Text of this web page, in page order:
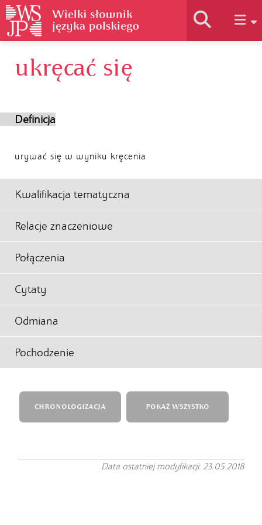
Historia słownika
ukręcać się
Definicja
urywać się w wyniku kręcenia
Kwalifikacja tematyczna
Relacje znaczeniowe
Połączenia
Cytaty
Odmiana
Pochodzenie
CHRONOLOGIZACJA POKAŻ WSZYSTKO
Data ostatniej modyfikacji: 23.05.2018